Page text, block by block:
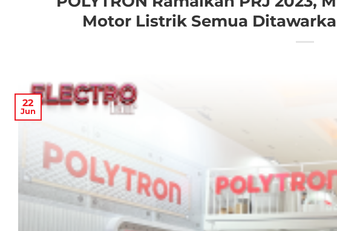
Motor Listrik Semua
22
Jun